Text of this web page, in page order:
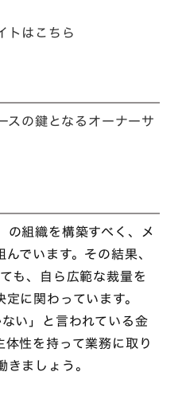
トはこちら
スの鍵となるオーナーサ
の組織を構築すべく、メ
でいます。その結果、
も、自ら広範な裁量を
に関わっています。
い」と言われている金
性を持って業務に取り
ましょう。